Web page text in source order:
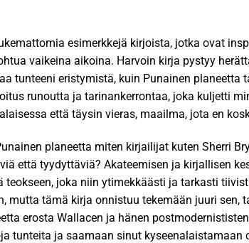
esimerkkejä kirjoista, jotka ovat
vaikeina aikoina. Harvoin kirja pystyy
tunteeni eristymistä, kuin Punainen planeetta
runoutta ja tarinankerrontaa, joka kuljetti
että täysin vieras, maailma, jota en
planeetta miten kirjailijat kuten Sherri
että tyydyttäviä? Akateemisen ja kirjallisen
teokseen, joka niin ytimekkäästi ja tarkasti
mutta tämä kirja onnistuu tekemään juuri sen,
erosta Wallacen ja hänen
tunteita ja saamaan sinut kyseenalaistamaan